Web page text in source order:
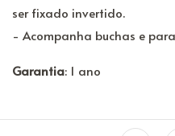
ser fixado invertido.
- Acompanha buchas e
Garantia: 1 ano